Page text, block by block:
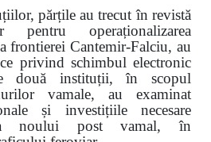
părțile au trecutîn revistă
pentru operaționalizarea
frontierei Cantemir-Falciu, au
privind schimbul electronic
două instituții, în scopul
vamale, au examinat
și investițiile necesare
noului post vamal, în